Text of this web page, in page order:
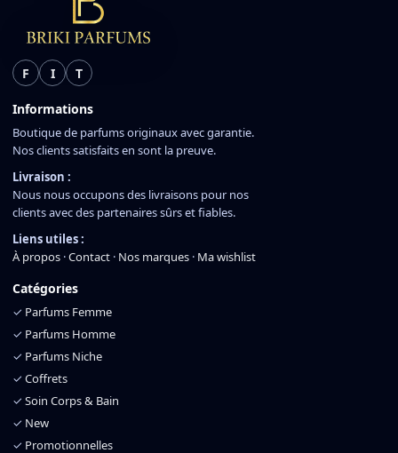
F I T
Informations
Boutique de parfums originaux avec garantie.
Nos clients satisfaits en sont la preuve.
Livraison :
Nous nous occupons des livraisons pour nos
clients avec des partenaires sûrs et fiables.
Liens utiles :
À propos ·Contact · Nos marques · Ma wishlist
Catégories
✓ Parfums Femme
✓ Parfums Homme
✓ Parfums Niche
✓ Coffrets
✓ Soin Corps & Bain
✓ New
✓ Promotionnelles